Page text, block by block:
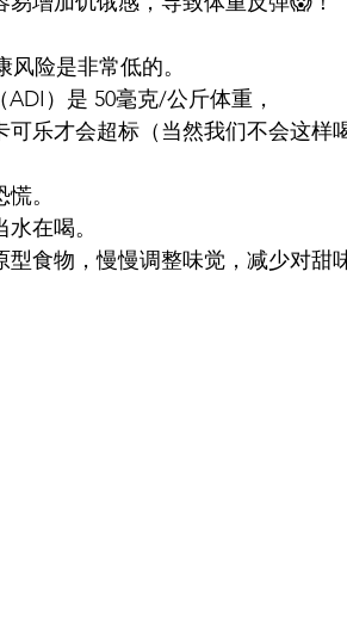
险是非常低的。
）是 50毫克/公斤体重，
乐才会超标（当然我们不会这样
。
在喝。
食物，慢慢调整味觉，减少对甜